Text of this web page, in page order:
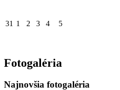
31 1 2 3 4 5
Fotogaléria
Najnovšia fotogaléria